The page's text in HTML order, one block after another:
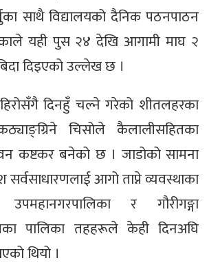
साथै विद्यालयको दैनिक पठनपाठन
यही पुस २४ देखि आगामी माघ २
दिइएको उल्लेख छ ।
दिनहुँ चल्ने गरेको शीतलहरका
चिसोले कैलालीसहितका
कष्टकर बनेको छ । जाडोको सामना
आगो ताप्ने व्यवस्थाका
र गौरीगङ्गा
पालिका तहहरूले केही दिनअघि
थियो ।